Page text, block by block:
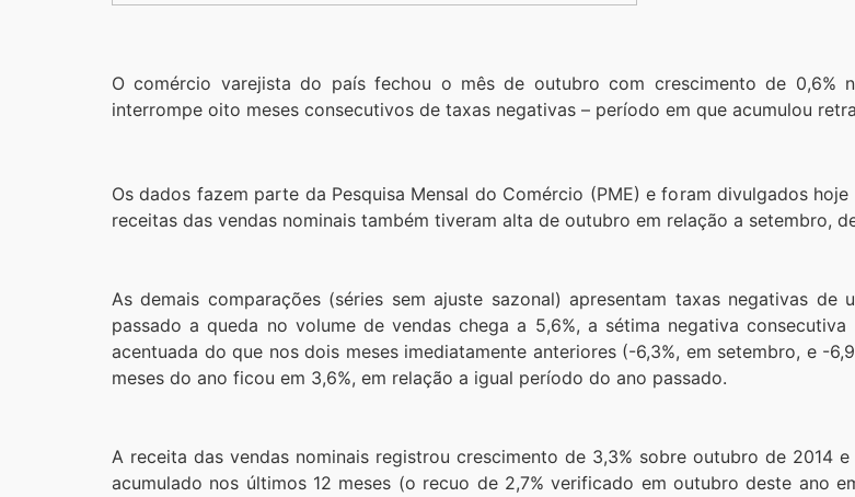
O comércio varejista do país fechou o mês de outubro com crescimento de 0,6%
interrompe oito meses consecutivos de taxas negativas – período em que acumulou
Os dados fazem parte da Pesquisa Mensal do Comércio (PME) e foram divulgados
receitas das vendas nominais também tiveram alta de outubro em relação a setembro,
As demais comparações (séries sem ajuste sazonal) apresentam taxas negativas
passado a queda no volume de vendas chega a 5,6%, a sétima negativa
acentuada do que nos dois meses imediatamente anteriores (-6,3%, em setembro, e -
meses do ano ficou em 3,6%, em relação a igual período do ano passado.
A receita das vendas nominais registrou crescimento de 3,3% sobre outubro de 2014
acumulado nos últimos 12 meses (o recuo de 2,7% verificado em outubro deste ano